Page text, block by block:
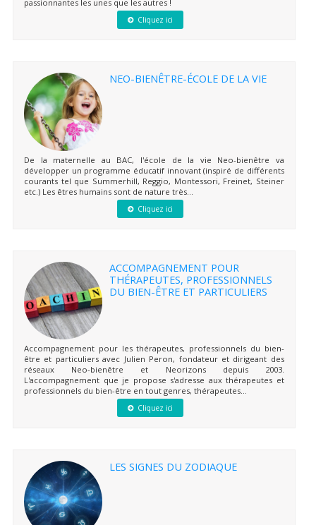
passionnantes les unes que les autres !
Cliquez ici
NEO-BIENÊTRE-ÉCOLE DE LA VIE
De la maternelle au BAC, l'école de la vie Neo-bienêtre va
développer un programme éducatif innovant (inspiré de différents
courants tel que Summerhill, Reggio, Montessori, Freinet, Steiner
etc.) Les êtres humains sont de nature très...
Cliquez ici
ACCOMPAGNEMENT POUR
THÉRAPEUTES, PROFESSIONNELS
DU BIEN-ÊTRE ET PARTICULIERS
Accompagnement pour les thérapeutes, professionnels du bien-
être et particuliers avec Julien Peron, fondateur et dirigeant des
réseaux Neo-bienêtre et Neorizons depuis 2003.
L'accompagnement que je propose s'adresse aux thérapeutes et
professionnels du bien-être en tout genres, thérapeutes...
Cliquez ici
LES SIGNES DU ZODIAQUE